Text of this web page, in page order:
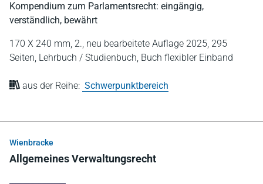
Kompendium zum Parlamentsrecht: eingängig,
verständlich, bewährt
170 X 240 mm, 2., neu bearbeitete Auflage 2025, 295
Seiten, Lehrbuch / Studienbuch, Buch flexibler Einband
aus der Reihe: Schwerpunktbereich
Wienbracke
Allgemeines Verwaltungsrecht